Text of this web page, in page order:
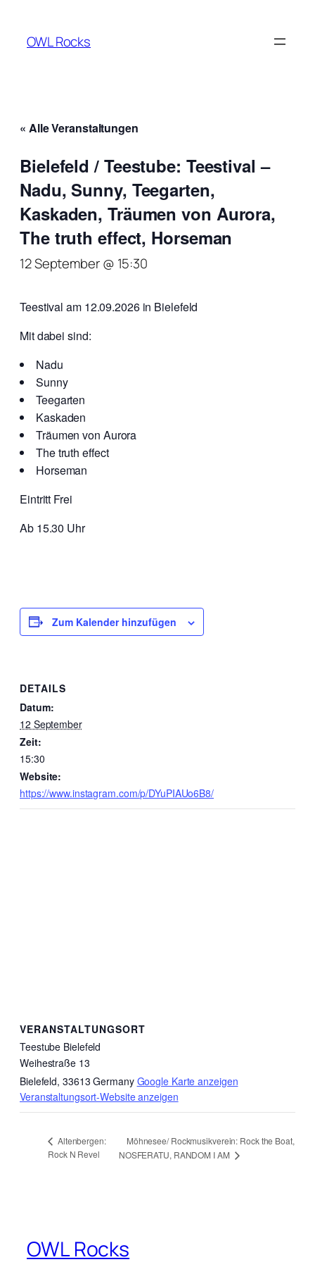
OWL Rocks
« Alle Veranstaltungen
Bielefeld / Teestube: Teestival –
Nadu, Sunny, Teegarten,
Kaskaden, Träumen von Aurora,
The truth effect, Horseman
12 September @ 15:30
Teestival am 12.09.2026 in Bielefeld
Mit dabei sind:
Nadu
Sunny
Teegarten
Kaskaden
Träumen von Aurora
The truth effect
Horseman
Eintritt Frei
Ab 15.30 Uhr
Zum Kalender hinzufügen
DETAILS
Datum:
12 September
Zeit:
15:30
Website:
https://www.instagram.com/p/DYuPIAUo6B8/
VERANSTALTUNGSORT
Teestube Bielefeld
Weihestraße 13
Bielefeld, 33613 Germany Google Karte anzeigen
Veranstaltungsort-Website anzeigen
Altenbergen:
Rock N Revel
Möhnesee/ Rockmusikverein: Rock the Boat,
NOSFERATU, RANDOM I AM
OWL Rocks